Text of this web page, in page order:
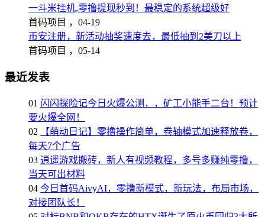
一斗米挂机,零撸提现秒到！最稳定的系统超级好
首码项目 ， 04-19
币安注册，新活动抽奖速度去，最低抽到2美刀以上
首码项目 ， 05-14
最近发表
01 闪闪探险记今日火爆公测，，矿工小能手二台！预计
要火爆全网！
02
【萌动日记】零撸操作简单，卷轴模式加速释放卷，
每天7个广告
03 逍遥游戏搬砖，新人有视频教程，多号多赚纯零撸，
当天可出材料
04 今日首码AivyAI，零撸新模式，新玩法，布局市场，
对接团队长！